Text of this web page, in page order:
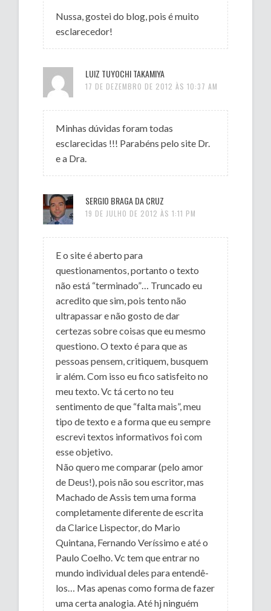
Nussa, gostei do blog, pois é muito
esclarecedor!
LUIZ TUYOCHI TAKAMIYA
17 DE DEZEMBRO DE 2012 ÀS 10:37 AM
Minhas dúvidas foram todas
esclarecidas !!! Parabéns pelo site Dr.
e a Dra.
SERGIO BRAGA DA CRUZ
19 DE JULHO DE 2012 ÀS 1:11 PM
E o site é aberto para
questionamentos, portanto o texto
não está “terminado”… Truncado eu
acredito que sim, pois tento não
ultrapassar e não gosto de dar
certezas sobre coisas que eu mesmo
questiono. O texto é para que as
pessoas pensem, critiquem, busquem
ir além. Com isso eu fico satisfeito no
meu texto. Vc tá certo no teu
sentimento de que “falta mais”, meu
tipo de texto e a forma que eu sempre
escrevi textos informativos foi com
esse objetivo.
Não quero me comparar (pelo amor
de Deus!), pois não sou escritor, mas
Machado de Assis tem uma forma
completamente diferente de escrita
da Clarice Lispector, do Mario
Quintana, Fernando Veríssimo e até o
Paulo Coelho. Vc tem que entrar no
mundo individual deles para entendê-
los… Mas apenas como forma de fazer
uma certa analogia. Até hj ninguém